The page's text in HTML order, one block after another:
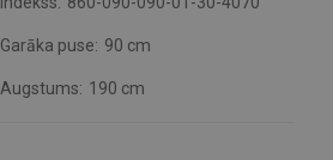
Garāka puse: 90 cm
Augstums: 190 cm